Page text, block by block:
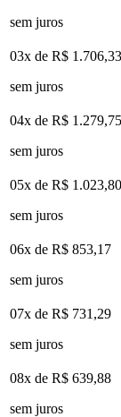
sem juros
03x de R$ 1.706,33
sem juros
04x de R$ 1.279,75
sem juros
05x de R$ 1.023,80
sem juros
06x de R$ 853,17
sem juros
07x de R$ 731,29
sem juros
08x de R$ 639,88
sem juros